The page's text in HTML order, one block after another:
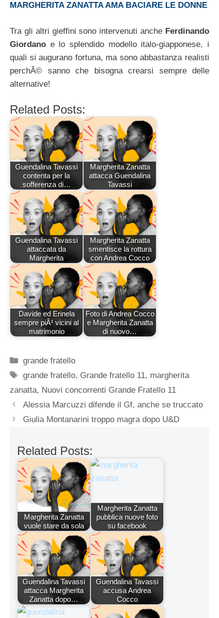
MARGHERITA ZANATTA AMA BACIARE LE DONNE
Tra gli altri gieffini sono intervenuti anche Ferdinando
Giordano e lo splendido modello italo-giapponese, i
quali si augurano fortuna, ma sono abbastanza realisti
perchÃ© sanno che bisogna crearsi sempre delle
alternative!
Related Posts:
Guendalina Tavassi
contenta per la
sofferenza di…
Margherita Zanatta
attacca Guendalina
Tavassi
Guendalina Tavassi
attaccata da
Margherita
Margherita Zanatta
smentisce la rottura
con Andrea Cocco
Davide ed Erinela
sempre piÃ¹ vicini al
matrimonio
Foto di Andrea Cocco
e Margherita Zanatta
di nuovo…
Categorie
grande fratello
Tag
grande fratello, Grande fratello 11, margherita
zanatta, Nuovi concorrenti Grande Fratello 11
Alessia Marcuzzi difende il Gf, anche se truccato
Giulia Montanarini troppo magra dopo U&D
Related Posts:
Margherita Zanatta
vuole stare da sola
Margherita Zanatta
pubblica nuove foto
su facebook
Guendalina Tavassi
attacca Margherita
Zanatta dopo…
Guendalina Tavassi
accusa Andrea
Cocco